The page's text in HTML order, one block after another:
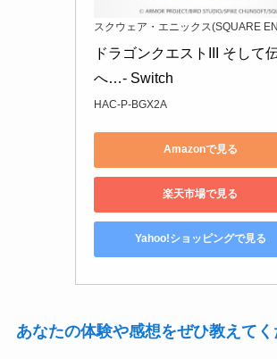
スクウェア・エニックス(SQUARE
ドラゴンクエストIII そして
へ…- Switch
HAC-P-BGX2A
Amazonで見る
楽天市場で見る
Yahoo!ショッピングで見る
あなたの体験や感想をぜひ教えてく